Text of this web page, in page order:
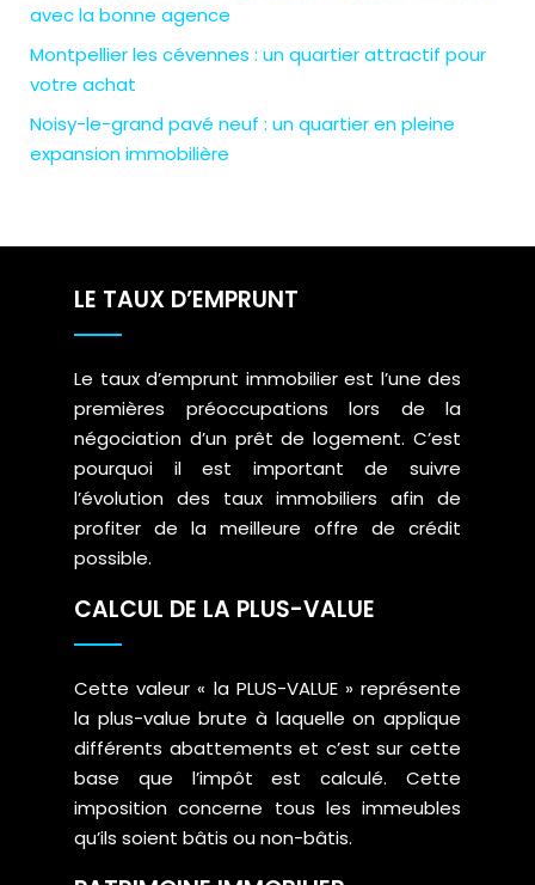
avec la bonne agence
Montpellier les cévennes : un quartier attractif pour
votre achat
Noisy-le-grand pavé neuf : un quartier en pleine
expansion immobilière
LE TAUX D’EMPRUNT
Le taux d’emprunt immobilier est l’une des
premières préoccupations lors de la
négociation d’un prêt de logement. C’est
pourquoi il est important de suivre
l’évolution des taux immobiliers afin de
profiter de la meilleure offre de crédit
possible.
CALCUL DE LA PLUS-VALUE
Cette valeur « la PLUS-VALUE » représente
la plus-value brute à laquelle on applique
différents abattements et c’est sur cette
base que l’impôt est calculé. Cette
imposition concerne tous les immeubles
qu’ils soient bâtis ou non-bâtis.